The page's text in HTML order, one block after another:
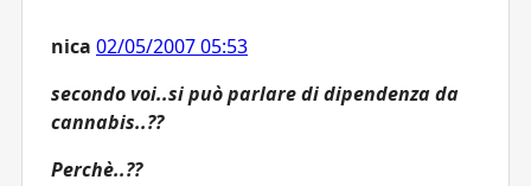
nica 02/05/2007 05:53
secondo voi..si può parlare di dipendenza da
cannabis..??
Perchè..??